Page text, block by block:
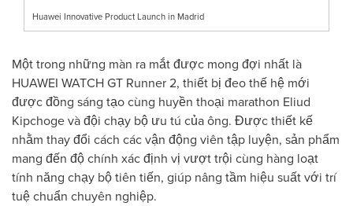
Huawei Innovative Product Launch in Madrid
Một trong những màn ra mắt được mong đợi nhất là
HUAWEI WATCH GT Runner 2, thiết bị đeo thế hệ mới
được đồng sáng tạo cùng huyền thoại marathon Eliud
Kipchoge và đội chạy bộ ưu tú của ông. Được thiết kế
nhằm thay đổi cách các vận động viên tập luyện, sản phẩm
mang đến độ chính xác định vị vượt trội cùng hàng loạt
tính năng chạy bộ tiên tiến, giúp nâng tầm hiệu suất với trí
tuệ chuẩn chuyên nghiệp.